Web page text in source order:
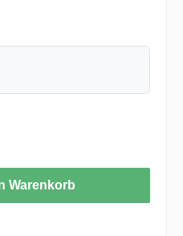
benutze die Schaltflächen um
Warenkorb